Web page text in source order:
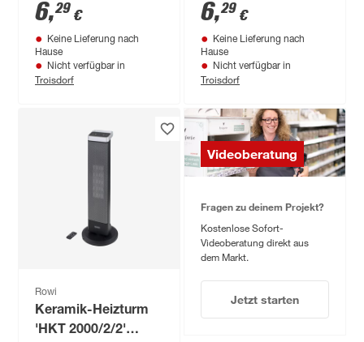
6,29 €
Keine Lieferung nach
Hause
Nicht verfügbar in
Troisdorf
6,29 €
Keine Lieferung nach
Hause
Nicht verfügbar in
Troisdorf
Rowi
Keramik-Heizturm
'HKT 2000/2/2'
Videoberatung
Fragen zu deinem Projekt?
Kostenlose Sofort-
Videoberatung direkt aus
dem Markt.
Jetzt starten